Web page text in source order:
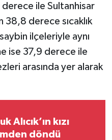
derece ile Sultanhisar
38,8 derece sıcaklık
ilçeleriyle aynı
ise 37,9 derece ile
arasında yer alarak
Alıcık’ın kızı
döndü